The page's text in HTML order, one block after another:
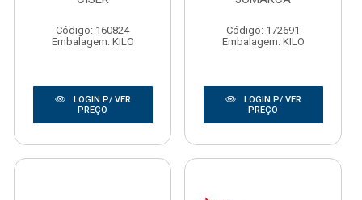
Código: 160824
Embalagem: KILO
LOGIN P/ VER
PREÇO
Código: 172691
Embalagem: KILO
LOGIN P/ VER
PREÇO